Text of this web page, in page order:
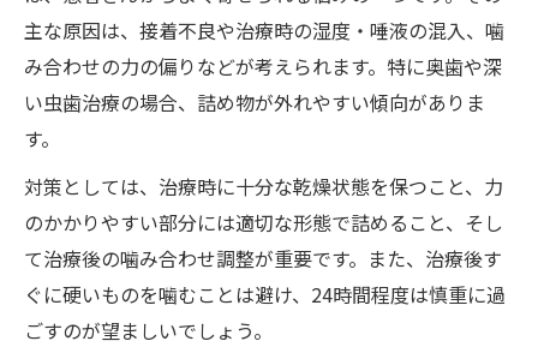
主な原因は、接着不良や治療時の湿度・唾液の混入、噛
み合わせの力の偏りなどが考えられます。特に奥歯や深
い虫歯治療の場合、詰め物が外れやすい傾向がありま
す。
対策としては、治療時に十分な乾燥状態を保つこと、力
のかかりやすい部分には適切な形態で詰めること、そし
て治療後の噛み合わせ調整が重要です。また、治療後す
ぐに硬いものを噛むことは避け、24時間程度は慎重に過
ごすのが望ましいでしょう。